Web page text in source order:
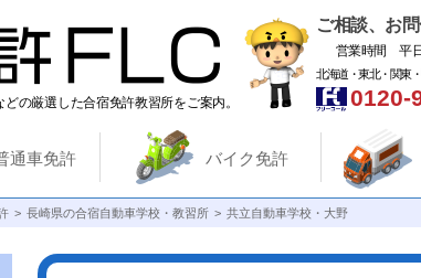
の厳選した合宿免許教習所をご案内。
ご相談、お
営業時間 平日
北海道・東北・関東
0120-
通車免許 バイク免許
長崎県の合宿自動車学校・教習所 共立自動車学校・大野